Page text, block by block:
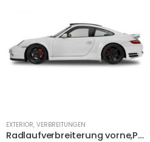
EXTERIOR, VERBREITUNGEN
Radlaufverbreiterung vorne,Porsche 911/997 GT/3 Vorfacelift